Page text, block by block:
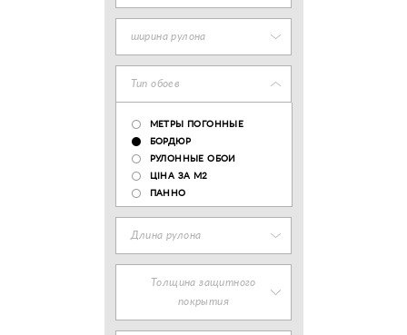
ширина рулона
Тип обоев
МЕТРЫ ПОГОННЫЕ
БОРДЮР
РУЛОННЫЕ ОБОИ
ЦІНА ЗА М2
ПАННО
Длина рулона
Толщина защитного
покрытия